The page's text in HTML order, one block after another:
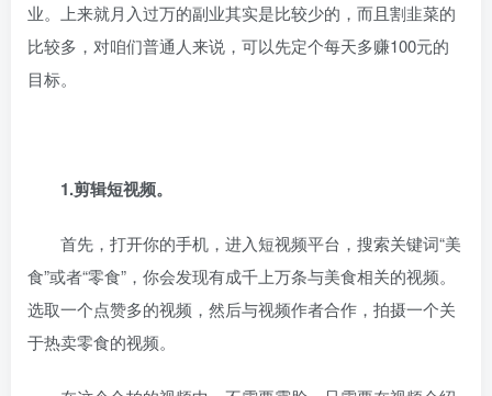
业。上来就月入过万的副业其实是比较少的，而且割韭菜的
比较多，对咱们普通人来说，可以先定个每天多赚100元的
目标。
1.剪辑短视频。
首先，打开你的手机，进入短视频平台，搜索关键词“美
食”或者“零食”，你会发现有成千上万条与美食相关的视频。
选取一个点赞多的视频，然后与视频作者合作，拍摄一个关
于热卖零食的视频。